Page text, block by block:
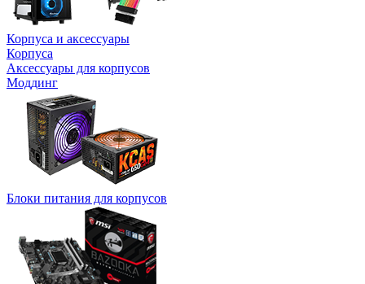
Корпуса и аксессуары
Корпуса
Аксессуары для корпусов
Моддинг
Блоки питания для корпусов